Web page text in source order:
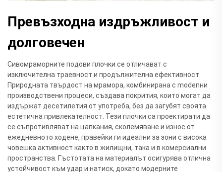
Превъзходна издръжливост и
долговечен
Сивомраморните подови плочки се отличават с
изключителна траевност и продължителна ефективност.
Природната твърдост на мрамора, комбинирана с modenни
производствени процеси, създава покрития, които могат да
издържат десетилетия от употреба, без да загубят своята
естетична привлекателност. Тези плочки са проектирати да
се съпротивляват на цапкания, сколемяване и износ от
ежедневното ходене, правейки ги идеални за зони с висока
човешка активност както в жилищни, така и в комерсиални
пространства. Гъстотата на материалът осигурява отлична
устойчивост към удар и натиск, докато модерните